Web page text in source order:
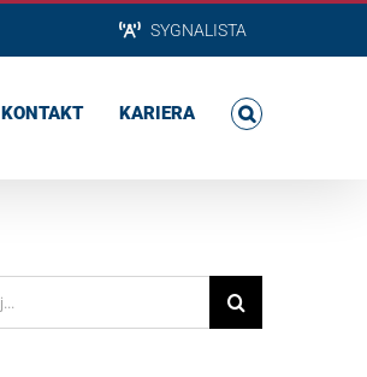
SYGNALISTA
KONTAKT KARIERA